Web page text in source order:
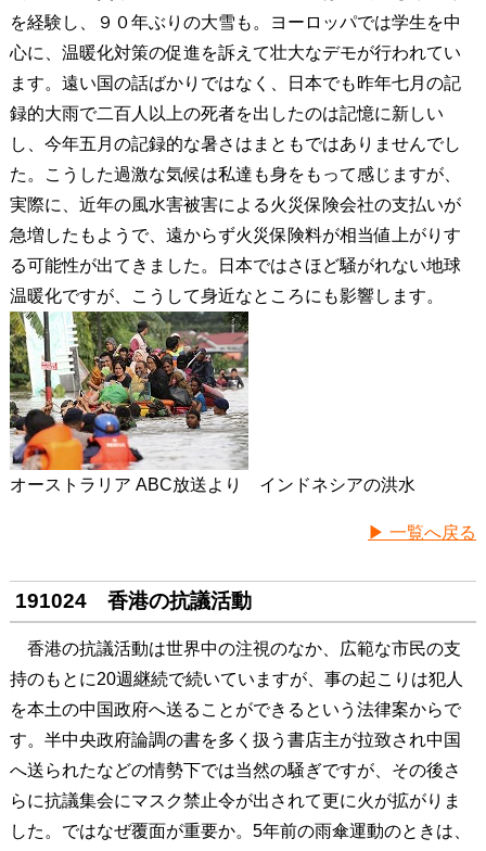
を経験し、９０年ぶりの大雪も。ヨーロッパでは学生を中
心に、温暖化対策の促進を訴えて壮大なデモが行われてい
ます。遠い国の話ばかりではなく、日本でも昨年七月の記
録的大雨で二百人以上の死者を出したのは記憶に新しい
し、今年五月の記録的な暑さはまともではありませんでし
た。こうした過激な気候は私達も身をもって感じますが、
実際に、近年の風水害被害による火災保険会社の支払いが
急増したもようで、遠からず火災保険料が相当値上がりす
る可能性が出てきました。日本ではさほど騒がれない地球
温暖化ですが、こうして身近なところにも影響します。
オーストラリア ABC放送より インドネシアの洪水
▶ 一覧へ戻る
191024 香港の抗議活動
香港の抗議活動は世界中の注視のなか、広範な市民の支
持のもとに20週継続で続いていますが、事の起こりは犯人
を本土の中国政府へ送ることができるという法律案からで
す。半中央政府論調の書を多く扱う書店主が拉致され中国
へ送られたなどの情勢下では当然の騒ぎですが、その後さ
らに抗議集会にマスク禁止令が出されて更に火が拡がりま
した。ではなぜ覆面が重要か。5年前の雨傘運動のときは、